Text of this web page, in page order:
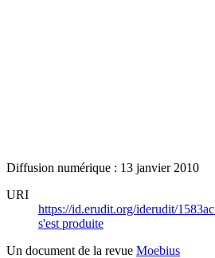
Diffusion numérique : 13 janvier 2010
URI
https://id.erudit.org/iderudit/1583ac
s'est produite
Un document de la revue Moebius